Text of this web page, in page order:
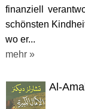
finanziell
schönsten
wo er...
mehr »
Al-